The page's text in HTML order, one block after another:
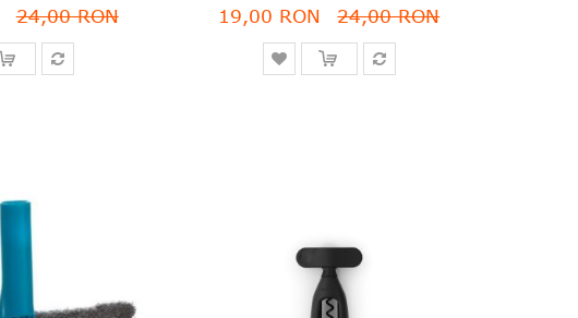
24,00 RON 19,00 RON 24,00 RON